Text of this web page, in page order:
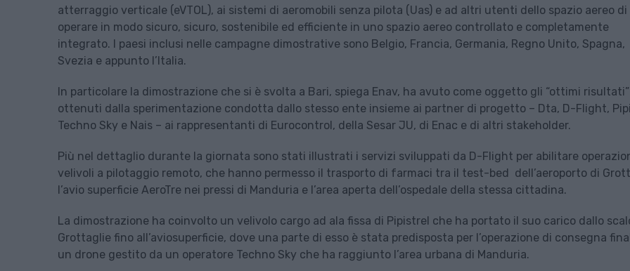
atterraggio verticale (eVTOL), ai sistemi di aeromobili senza pilota (Uas) e ad altri utenti dello spazio aereo di
operare in modo sicuro, sicuro, sostenibile ed efficiente in uno spazio aereo controllato e completamente
integrato. I paesi inclusi nelle campagne dimostrative sono Belgio, Francia, Germania, Regno Unito, Spagna,
Svezia e appunto l’Italia.
In particolare la dimostrazione che si è svolta a Bari, spiega Enav, ha avuto come oggetto gli “ottimi risultati”
ottenuti dalla sperimentazione condotta dallo stesso ente insieme ai partner di progetto – Dta, D-Flight,
Techno Sky e Nais – ai rappresentanti di Eurocontrol, della Sesar JU, di Enac e di altri stakeholder.
Più nel dettaglio durante la giornata sono stati illustrati i servizi sviluppati da D-Flight per abilitare
velivoli a pilotaggio remoto, che hanno permesso il trasporto di farmaci tra il test-bed dell’aeroporto di
l’avio superficie AeroTre nei pressi di Manduria e l’area aperta dell’ospedale della stessa cittadina.
La dimostrazione ha coinvolto un velivolo cargo ad ala fissa di Pipistrel che ha portato il suo carico dallo
Grottaglie fino all’aviosuperficie, dove una parte di esso è stata predisposta per l’operazione di consegna
un drone gestito da un operatore Techno Sky che ha raggiunto l’area urbana di Manduria.